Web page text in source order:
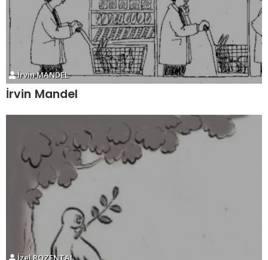
İrvin MANDEL
İrvin Mandel
İzel ROZENTAL